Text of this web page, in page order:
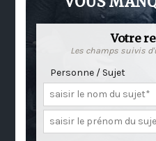
Votre
Les champs suivis
Personne / Sujet